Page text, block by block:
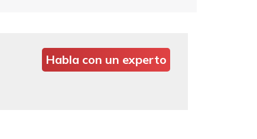
Habla con un experto